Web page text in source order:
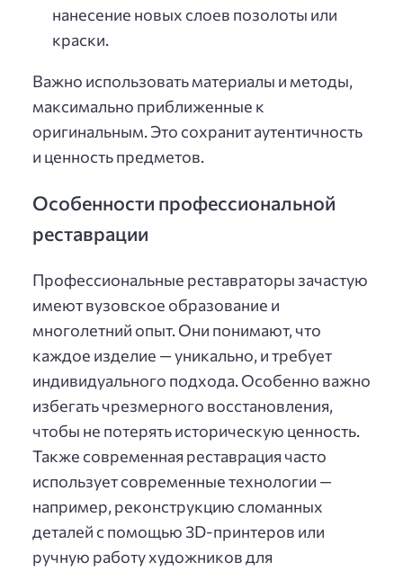
нанесение новых слоев позолоты или
краски.
Важно использовать материалы и методы,
максимально приближенные к
оригинальным. Это сохранит аутентичность
и ценность предметов.
Особенности профессиональной
реставрации
Профессиональные реставраторы зачастую
имеют вузовское образование и
многолетний опыт. Они понимают, что
каждое изделие — уникально, и требует
индивидуального подхода. Особенно важно
избегать чрезмерного восстановления,
чтобы не потерять историческую ценность.
Также современная реставрация часто
использует современные технологии —
например, реконструкцию сломанных
деталей с помощью 3D-принтеров или
ручную работу художников для